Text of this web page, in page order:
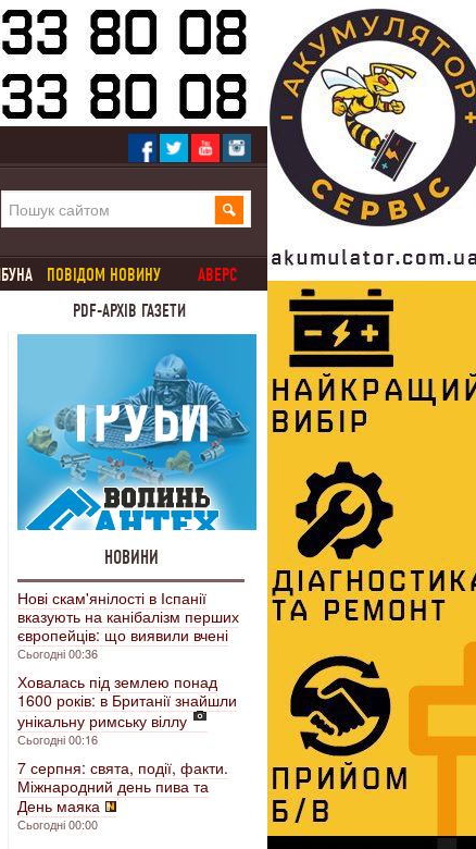
ПОВІДОМ НОВИНУ
АВЕРС
PDF-АРХІВ ГАЗЕТИ
НОВИНИ
Нові скам'янілості в Іспанії
вказують на канібалізм перших
європейців: що виявили вчені
Сьогодні 00:36
Ховалась під землею понад
1600 років: в Британії знайшли
унікальну римську віллу
Сьогодні 00:16
7 серпня: свята, події, факти.
Міжнародний день пива та
День маяка
Сьогодні 00:00